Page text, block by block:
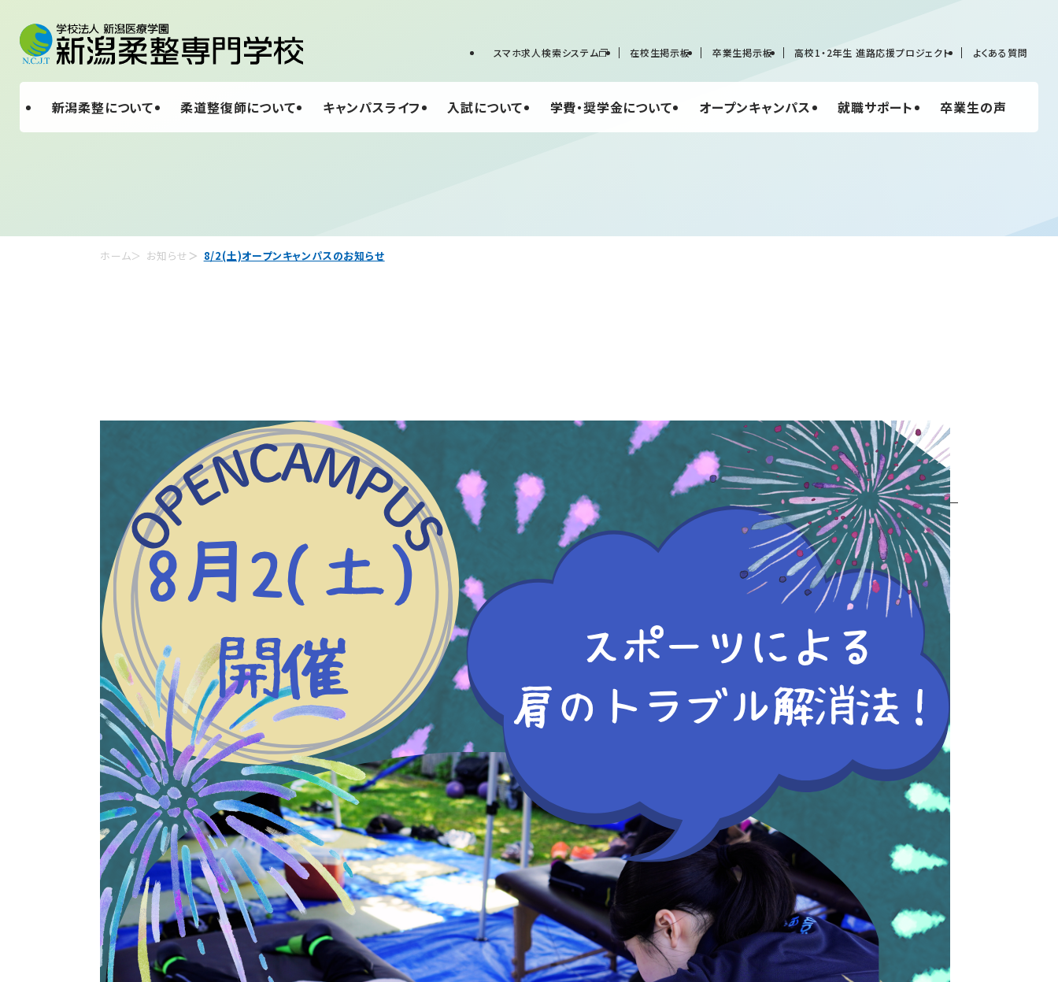
スマホ求人検索システム 在校生掲示板 卒業生掲示板 高校1・2年生 進路応援プロジェクト よくある質問
新潟柔整について 柔道整復師について キャンパスライフ 入試について 学費・奨学金について オープンキャンパス 就職サポート 卒業生の声
ホーム お知らせ 8/2(土)オープンキャンパスのお知らせ
オープンキャンパス 2025.07.30
8/2(土)オープンキャンパスのお知らせ
【来校型オープンキャンパス】
[午前の部] 10：00～12：00 （受付時間 9:20～）
[午後の部] 13：00～15：00 （受付時間 12:20～）
※予約制・定員制
担当：北 道従先生（本校教員）
実技体験参加の方は動きやすい服装でご参加ください♪
【WEB型】
開催時間：10：00～16：00（お好きな時間に参加できます）
※予約制になります。